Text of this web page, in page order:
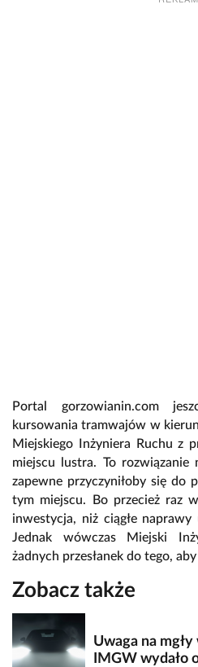
Portal gorzowianin.com
kursowania tramwajów w
Miejskiego Inżyniera Ruchu z
miejscu lustra. To
zapewne przyczyniłoby się do
tym miejscu. Bo przecież raz
inwestycja, niż ciągłe
Jednak wówczas Miejski
żadnych przesłanek do tego,
Zobacz także
Uwaga na
IMGW wydało